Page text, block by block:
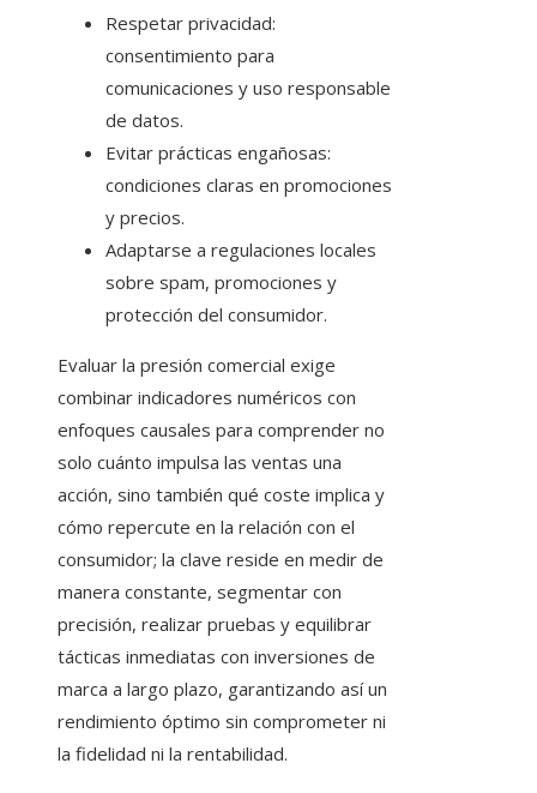
Respetar privacidad:
consentimiento para
comunicaciones y uso responsable
de datos.
Evitar prácticas engañosas:
condiciones claras en promociones
y precios.
Adaptarse a regulaciones locales
sobre spam, promociones y
protección del consumidor.
Evaluar la presión comercial exige
combinar indicadores numéricos con
enfoques causales para comprender no
solo cuánto impulsa las ventas una
acción, sino también qué coste implica y
cómo repercute en la relación con el
consumidor; la clave reside en medir de
manera constante, segmentar con
precisión, realizar pruebas y equilibrar
tácticas inmediatas con inversiones de
marca a largo plazo, garantizando así un
rendimiento óptimo sin comprometer ni
la fidelidad ni la rentabilidad.